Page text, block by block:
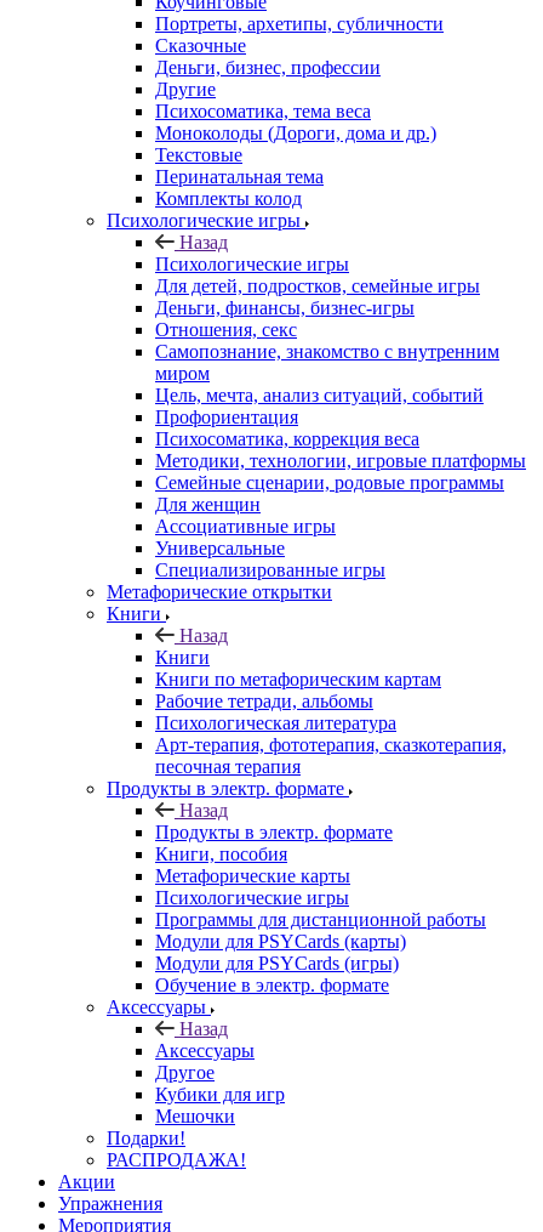
Каталог
Mетафорические карты
Назад
Mетафорические карты
Чувства, абстрактные, мандалы
Природа, животные
Дети, подростки, внутренний ребенок
Ресурсы
Универсальные
Отношения, секс
Женские, мужские
Травмы, кризисы, страхи
Род, предки, сценарии
Коучинговые
Портреты, архетипы, субличности
Сказочные
Деньги, бизнес, профессии
Другие
Психосоматика, тема веса
Моноколоды (Дороги, дома и др.)
Текстовые
Перинатальная тема
Комплекты колод
Психологические игры
Назад
Психологические игры
Для детей, подростков, семейные игры
Деньги, финансы, бизнес-игры
Отношения, секс
Самопознание, знакомство с внутренним
миром
Цель, мечта, анализ ситуаций, событий
Профориентация
Психосоматика, коррекция веса
Методики, технологии, игровые платформы
Семейные сценарии, родовые программы
Для женщин
Ассоциативные игры
Универсальные
Специализированные игры
Метафорические открытки
Книги
Назад
Книги
Книги по метафорическим картам
Рабочие тетради, альбомы
Психологическая литература
Арт-терапия, фототерапия, сказкотерапия,
песочная терапия
Продукты в электр. формате
Назад
Продукты в электр. формате
Книги, пособия
Метафорические карты
Психологические игры
Программы для дистанционной работы